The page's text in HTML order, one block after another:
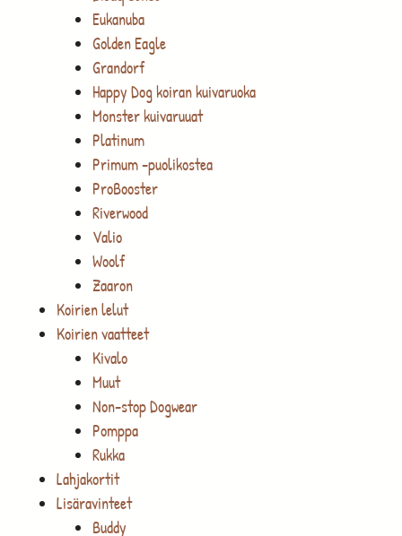
Eukanuba
Golden Eagle
Grandorf
Happy Dog koiran kuivaruoka
Monster kuivaruuat
Platinum
Primum -puolikostea
ProBooster
Riverwood
Valio
Woolf
Zaaron
Koirien lelut
Koirien vaatteet
Kivalo
Muut
Non-stop Dogwear
Pomppa
Rukka
Lahjakortit
Lisäravinteet
Buddy